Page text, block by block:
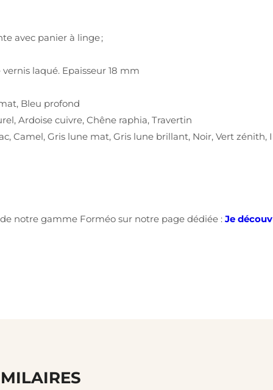
avec panier à linge ;
laqué. Epaisseur 18 mm
Bleu profond
Ardoise cuivre, Chêne raphia, Travertin
Camel, Gris lune mat, Gris lune brillant, Noir, Vert zénith,
notre gamme Forméo sur notre page dédiée : Je